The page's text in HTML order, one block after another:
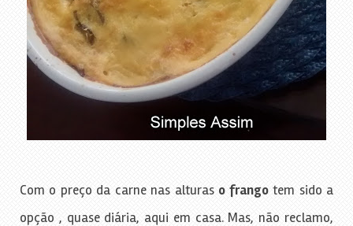
Com o preço da carne nas alturas o frangotem sido a
opção , quase diária, aqui em casa. Mas, não reclamo,